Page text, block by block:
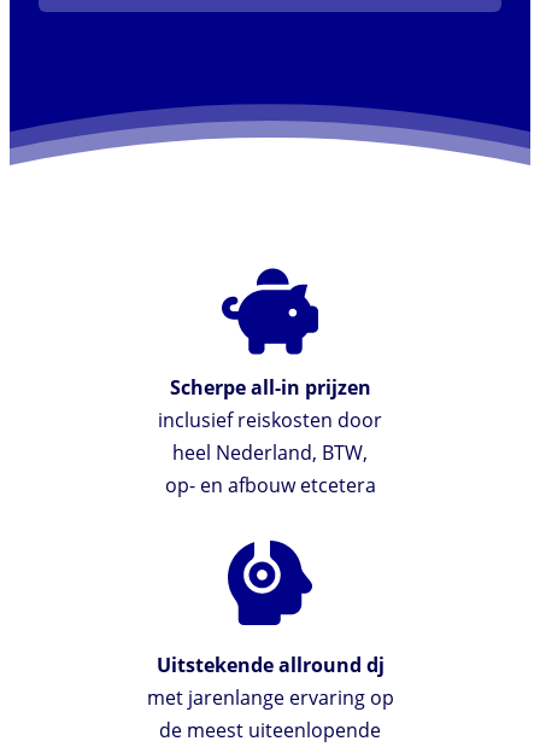
Scherpe all-in prijzen
inclusief reiskosten door
heel Nederland, BTW,
op- en afbouw etcetera
Uitstekende allround dj
met jarenlange ervaring op
de meest uiteenlopende